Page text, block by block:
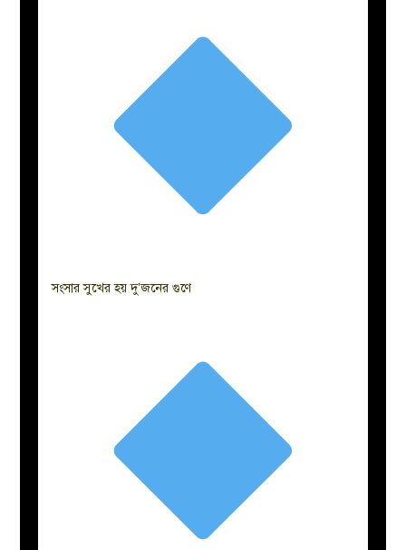
সংসার সুখের হয় দু’জনের গুণে